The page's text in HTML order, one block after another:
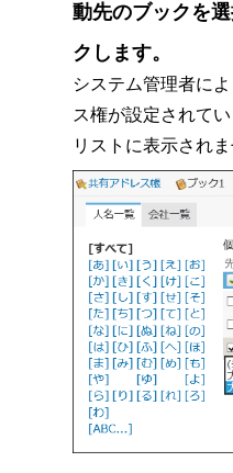
動先のブックを選
クします。
システム管理者に
ス権が設定されて
リストに表示されま